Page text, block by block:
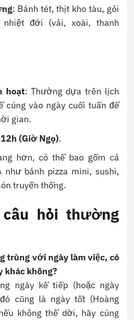
: Bánh tét, thịt kho tàu, gỏi
đới (vải, xoài, thanh
hoạt: Thường dựa trên lịch
cúng vào ngày cuối tuần để
gian.
(Giờ Ngọ).
hơn, có thể bao gồm cả
như bánh pizza mini, sushi,
truyền thống.
hỏi thường
trùng với ngày làm việc, có
khác không?
ngày kế tiếp (hoặc ngày
cũng là ngày tốt (Hoàng
không thể dời, hãy cúng